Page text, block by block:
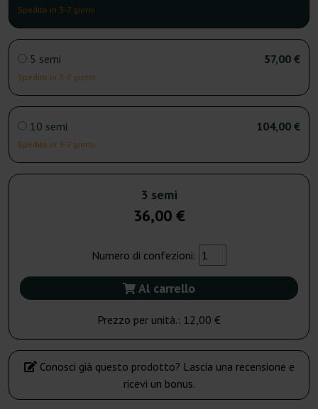
Spedito in 3-7 giorni
5 semi
Spedito in 3-7 giorni
57,00 €
10 semi
Spedito in 3-7 giorni
104,00 €
3 semi
36,00 €
Numero di confezioni:
Al carrello
Prezzo per unità.: 12,00 €
Conosci già questo prodotto? Lascia una recensione e
ricevi un bonus.